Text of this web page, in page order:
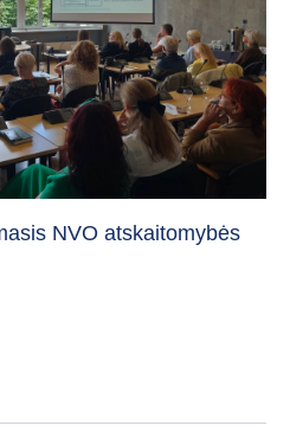
NVO atskaitomybės